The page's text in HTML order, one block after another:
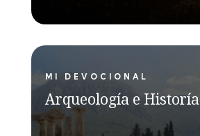
MI DEVOCIONAL
Arqueología e Historía